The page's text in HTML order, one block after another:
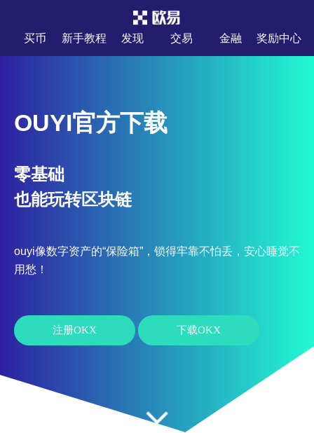
买币 新手教程 发现 交易 金融 奖励中心
OUYI官方下载
零基础
也能玩转区块链
ouyi像数字资产的“保险箱”，锁得牢靠不怕丢，安心睡觉不
用愁！
注册OKX 下载OKX